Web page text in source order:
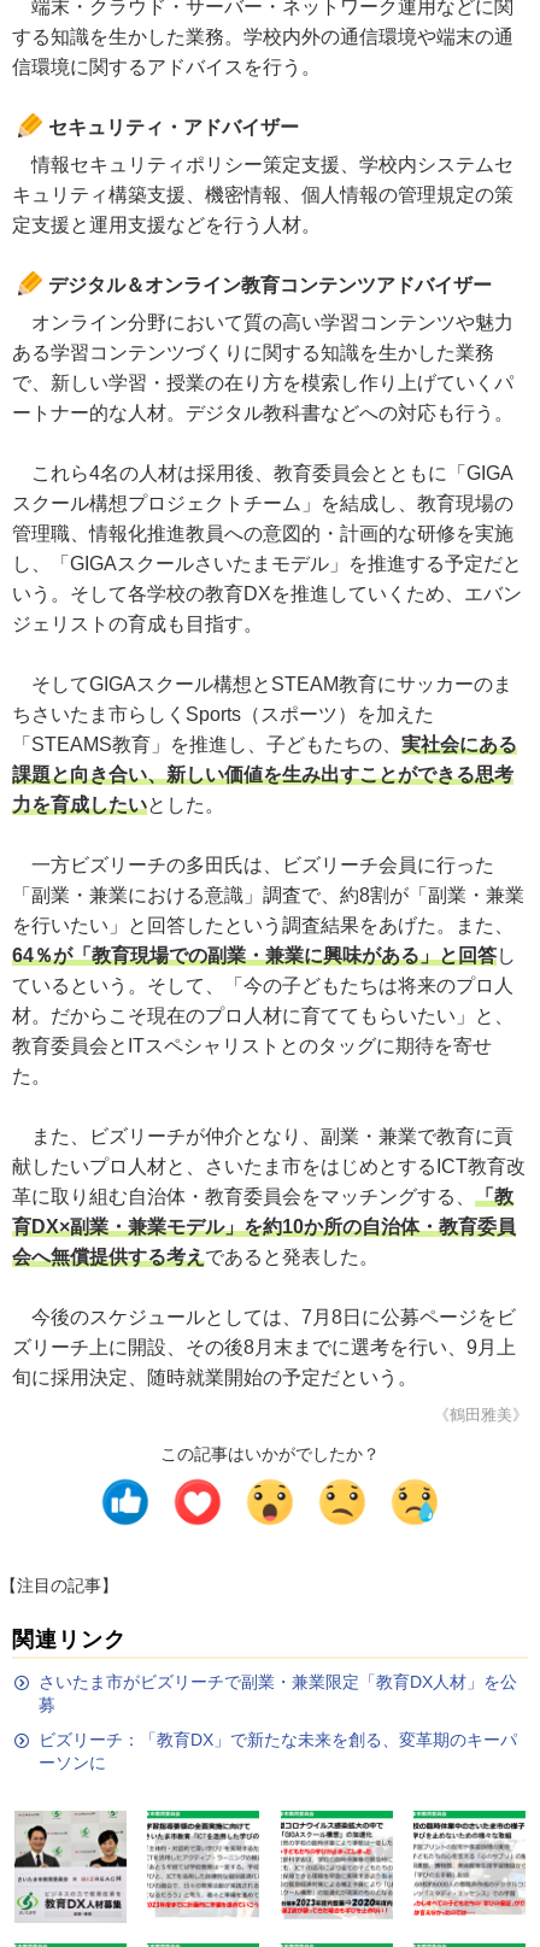
端末・クラウド・サーバー・ネットワーク運用などに関
する知識を生かした業務。学校内外の通信環境や端末の通
信環境に関するアドバイスを行う。
セキュリティ・アドバイザー
情報セキュリティポリシー策定支援、学校内システムセ
キュリティ構築支援、機密情報、個人情報の管理規定の策
定支援と運用支援などを行う人材。
デジタル＆オンライン教育コンテンツアドバイザー
オンライン分野において質の高い学習コンテンツや魅力
ある学習コンテンツづくりに関する知識を生かした業務
で、新しい学習・授業の在り方を模索し作り上げていくパ
ートナー的な人材。デジタル教科書などへの対応も行う。
これら4名の人材は採用後、教育委員会とともに「GIGA
スクール構想プロジェクトチーム」を結成し、教育現場の
管理職、情報化推進教員への意図的・計画的な研修を実施
し、「GIGAスクールさいたまモデル」を推進する予定だと
いう。そして各学校の教育DXを推進していくため、エバン
ジェリストの育成も目指す。
そしてGIGAスクール構想とSTEAM教育にサッカーのま
ちさいたま市らしくSports（スポーツ）を加えた
「STEAMS教育」を推進し、子どもたちの、 実社会にある
課題と向き合い、新しい価値を生み出すことができる思考
力を育成したいとした。
一方ビズリーチの多田氏は、ビズリーチ会員に行った
「副業・兼業における意識」調査で、約8割が「副業・兼業
を行いたい」と回答したという調査結果をあげた。また、
64％が「教育現場での副業・兼業に興味がある」と回答し
ているという。そして、「今の子どもたちは将来のプロ人
材。だからこそ現在のプロ人材に育ててもらいたい」と、
教育委員会とITスペシャリストとのタッグに期待を寄せ
た。
また、ビズリーチが仲介となり、副業・兼業で教育に貢
献したいプロ人材と、さいたま市をはじめとするICT教育改
革に取り組む自治体・教育委員会をマッチングする、 「教
育DX×副業・兼業モデル」を約10か所の自治体・教育委員
会へ無償提供する考えであると発表した。
今後のスケジュールとしては、7月8日に公募ページをビ
ズリーチ上に開設、その後8月末までに選考を行い、9月上
旬に採用決定、随時就業開始の予定だという。
《鶴田雅美》
この記事はいかがでしたか？
【注目の記事】
関連リンク
さいたま市がビズリーチで副業・兼業限定「教育DX人材」を公
募
ビズリーチ：「教育DX」で新たな未来を創る、変革期のキーパ
ーソンに